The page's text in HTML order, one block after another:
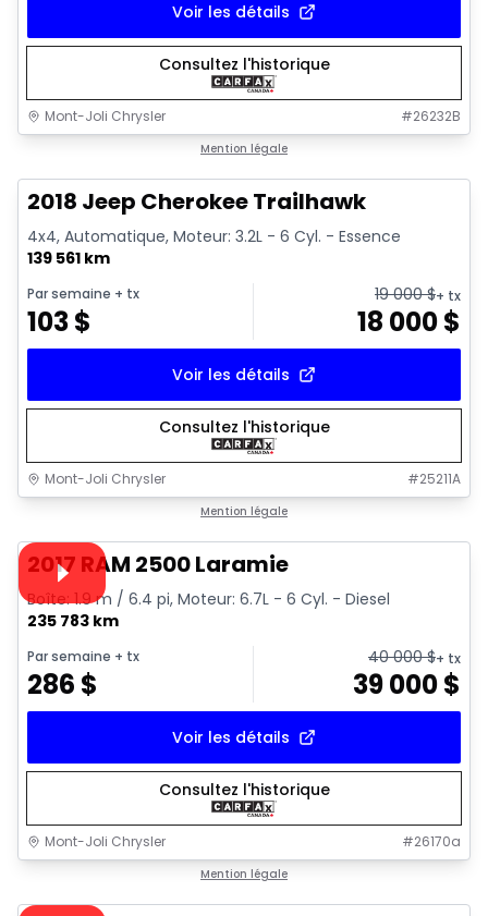
Voir les détails
Consultez l'historique
Mont-Joli Chrysler #26232B
Mention légale
2018 Jeep Cherokee Trailhawk
4x4, Automatique, Moteur: 3.2L - 6 Cyl. - Essence
139 561 km
Par semaine + tx
103$
19 000$+ tx
18 000$
Voir les détails
Consultez l'historique
Mont-Joli Chrysler #25211A
Mention légale
Vidéo disponible
2017 RAM 2500 Laramie
Boîte: 1.9 m / 6.4 pi, Moteur: 6.7L - 6 Cyl. - Diesel
235 783 km
Par semaine + tx
286 $
40 000$+ tx
39 000$
Voir les détails
Consultez l'historique
Mont-Joli Chrysler #26170a
Mention légale